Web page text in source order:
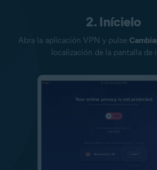
2. Inícielo
Abra la aplicación VPN y pulse
localización de la pantalla de